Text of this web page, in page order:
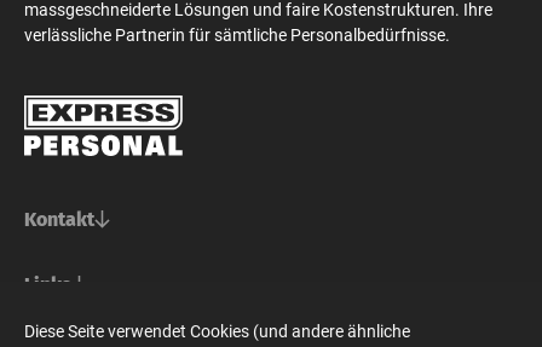
massgeschneiderte Lösungen und faire Kostenstrukturen. Ihre
verlässliche Partnerin für sämtliche Personalbedürfnisse.
Kontakt
Basel/Nordwestschweiz
Steinenvorstadt 73
Bern/Mittelland
Links
Für Stellensuchende
Diese Seite verwendet Cookies (und andere ähnliche